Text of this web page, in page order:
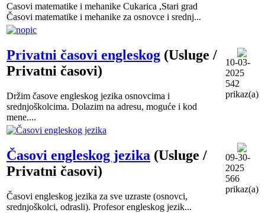
Casovi matematike i mehanike Cukarica ,Stari grad
Časovi matematike i mehanike za osnovce i srednj...
Privatni časovi engleskog (Usluge /
Privatni časovi)
Držim časove engleskog jezika osnovcima i
srednjoškolcima. Dolazim na adresu, moguće i kod
mene....
10-03-
2025
542
prikaz(a)
Časovi engleskog jezika (Usluge /
Privatni časovi)
Časovi engleskog jezika za sve uzraste (osnovci,
srednjoškolci, odrasli). Profesor engleskog jezik...
09-30-
2025
566
prikaz(a)